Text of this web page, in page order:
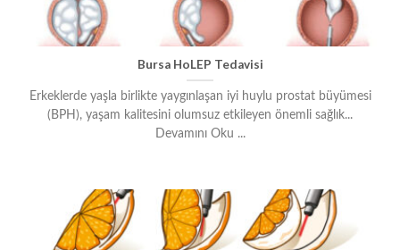
Bursa HoLEP Tedavisi
Erkeklerde yaşla birlikte yaygınlaşan iyi huylu prostat büyümesi
(BPH), yaşam kalitesini olumsuz etkileyen önemli sağlık...
Devamını Oku ...